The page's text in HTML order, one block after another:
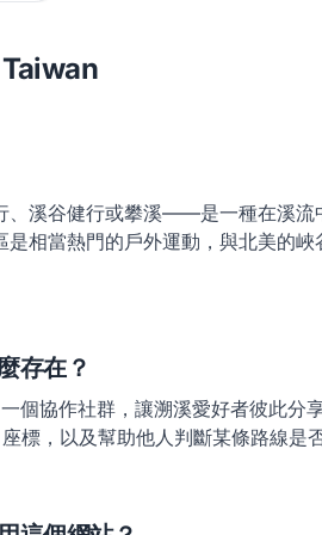
溪谷健行或攀溪——是一種在溪流
是相當熱門的戶外運動，與北美的
存在？
個協作社群，讓溯溪愛好者彼此
標，以及幫助他人判斷某條路線是